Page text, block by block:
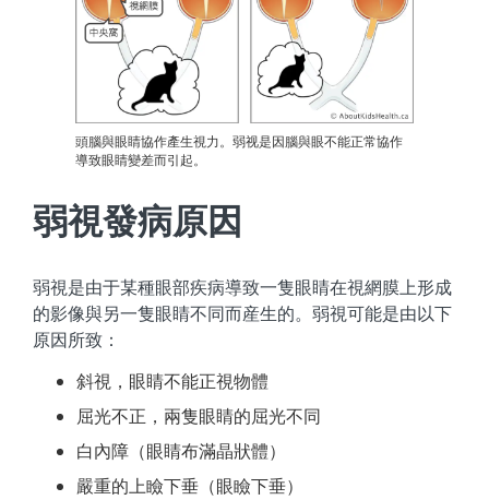
頭腦與眼睛協作產生視力。弱视是因腦與眼不能正常協作
導致眼睛變差而引起。
弱視發病原因
弱視是由于某種眼部疾病導致一隻眼睛在視網膜上形成
的影像與另一隻眼睛不同而産生的。弱視可能是由以下
原因所致：
斜視，眼睛不能正視物體
屈光不正，兩隻眼睛的屈光不同
白內障（眼睛布滿晶狀體）
嚴重的上瞼下垂（眼瞼下垂）